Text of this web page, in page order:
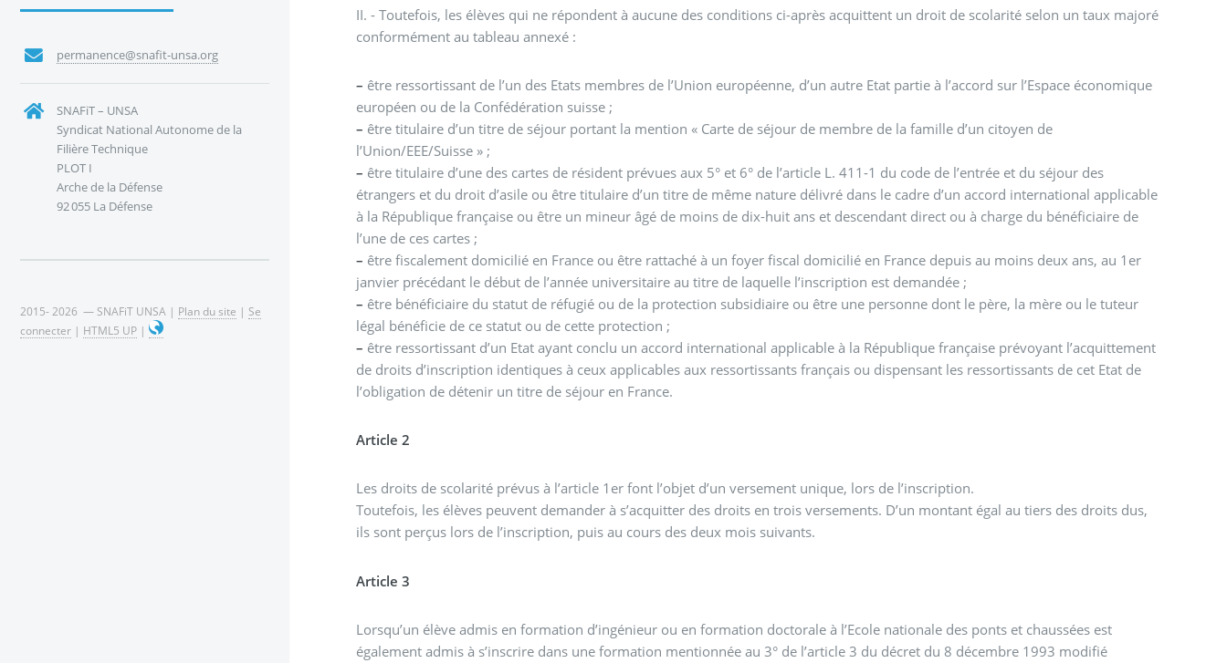
II. - Toutefois, les élèves qui ne répondent à aucune des conditions ci-après acquittent un droit de scolarité selon un taux majoré
conformément au tableau annexé :
– être ressortissant de l’un des Etats membres de l’Union européenne, d’un autre Etat partie à l’accord sur l’Espace économique
européen ou de la Confédération suisse ;
– être titulaire d’un titre de séjour portant la mention « Carte de séjour de membre de la famille d’un citoyen de
l’Union/EEE/Suisse » ;
– être titulaire d’une des cartes de résident prévues aux 5° et 6° de l’article L. 411-1 du code de l’entrée et du séjour des
étrangers et du droit d’asile ou être titulaire d’un titre de même nature délivré dans le cadre d’un accord international applicable
à la République française ou être un mineur âgé de moins de dix-huit ans et descendant direct ou à charge du bénéficiaire de
l’une de ces cartes ;
– être fiscalement domicilié en France ou être rattaché à un foyer fiscal domicilié en France depuis au moins deux ans, au 1er
janvier précédant le début de l’année universitaire au titre de laquelle l’inscription est demandée ;
– être bénéficiaire du statut de réfugié ou de la protection subsidiaire ou être une personne dont le père, la mère ou le tuteur
légal bénéficie de ce statut ou de cette protection ;
– être ressortissant d’un Etat ayant conclu un accord international applicable à la République française prévoyant l’acquittement
de droits d’inscription identiques à ceux applicables aux ressortissants français ou dispensant les ressortissants de cet Etat de
l’obligation de détenir un titre de séjour en France.
Article 2
Les droits de scolarité prévus à l’article 1er font l’objet d’un versement unique, lors de l’inscription.
Toutefois, les élèves peuvent demander à s’acquitter des droits en trois versements. D’un montant égal au tiers des droits dus,
ils sont perçus lors de l’inscription, puis au cours des deux mois suivants.
Article 3
Lorsqu’un élève admis en formation d’ingénieur ou en formation doctorale à l’Ecole nationale des ponts et chaussées est
également admis à s’inscrire dans une formation mentionnée au 3° de l’article 3 du décret du 8 décembre 1993 modifié
permanence@snafit-unsa.org
SNAFiT – UNSA
Syndicat National Autonome de la
Filière Technique
PLOT I
Arche de la Défense
92 055 La Défense
2015- 2026 — SNAFiT UNSA | Plan du site | Se
connecter | HTML5 UP |